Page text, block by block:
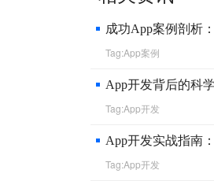
成功App案例剖析
Tag:App案例
App开发背后的科
Tag:App开发
App开发实战指南
Tag:App开发